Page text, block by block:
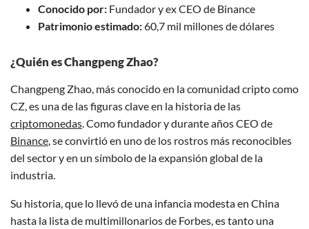
Conocido por: Fundador y ex CEO de Binance
Patrimonio estimado:60,7 mil millones de dólares
¿Quién es Changpeng Zhao?
Changpeng Zhao, más conocido en la comunidad cripto como
CZ, es una de las figuras clave en la historia de las
criptomonedas. Como fundador y durante años CEO de
Binance, se convirtió en uno de los rostros más reconocibles
del sector y en un símbolo de la expansión global de la
industria.
Su historia, que lo llevó de una infancia modesta en China
hasta la lista de multimillonarios de Forbes, es tanto una